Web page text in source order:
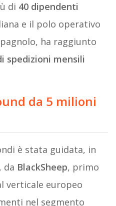
di 40 dipendenti
e il polo operativo
ha raggiunto
spedizioni mensili
da 5 milioni
è stata guidata, in
da BlackSheep, primo
verticale europeo
nel segmento